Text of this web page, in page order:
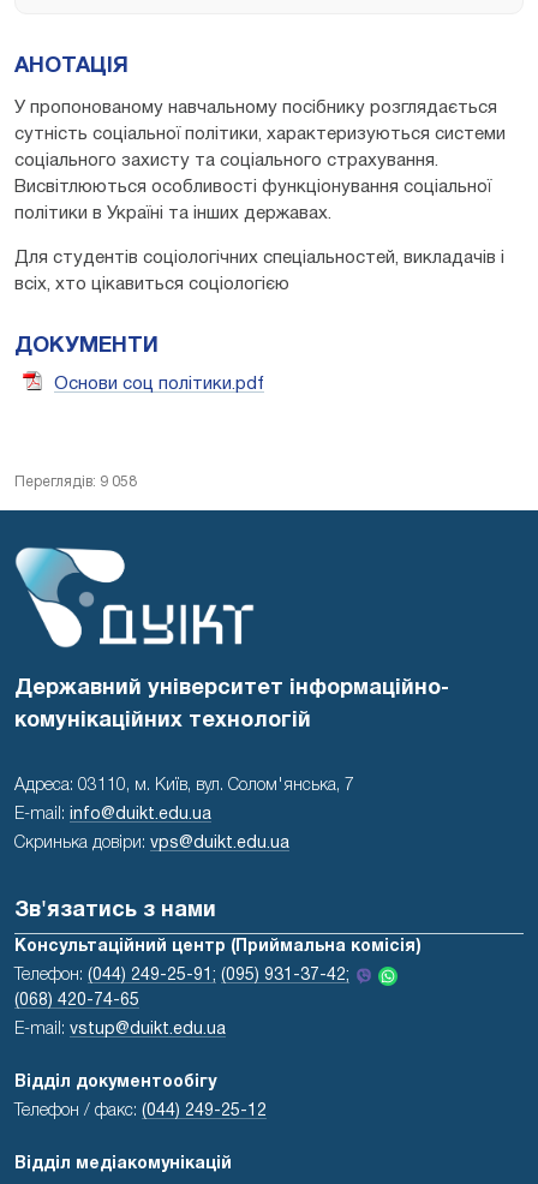
АНОТАЦІЯ
У пропонованому навчальному посібнику розглядається
сутність соціальної політики, характеризуються системи
соціального захисту та соціального страхування.
Висвітлюються особливості функціонування соціальної
політики в Україні та інших державах.
Для студентів соціологічних спеціальностей, викладачів і
всіх, хто цікавиться соціологією
ДОКУМЕНТИ
Основи соц політики.pdf
Переглядів: 9 058
Державний університет інформаційно-
комунікаційних технологій
Адреса: 03110, м. Київ, вул. Солом'янська, 7
E-mail:
info@duikt.edu.ua
Скринька довіри: vps@duikt.edu.ua
Зв'язатись з нами
Консультаційний центр (Приймальна комісія)
Телефон: (044) 249-25-91; (095) 931-37-42;
(068) 420-74-65
E-mail: vstup@duikt.edu.ua
Відділ документообігу
Телефон / факс: (044) 249-25-12
Відділ медіакомунікацій